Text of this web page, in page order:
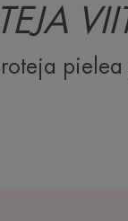
pielea